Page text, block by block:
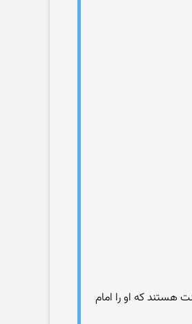
هستند که او را امام